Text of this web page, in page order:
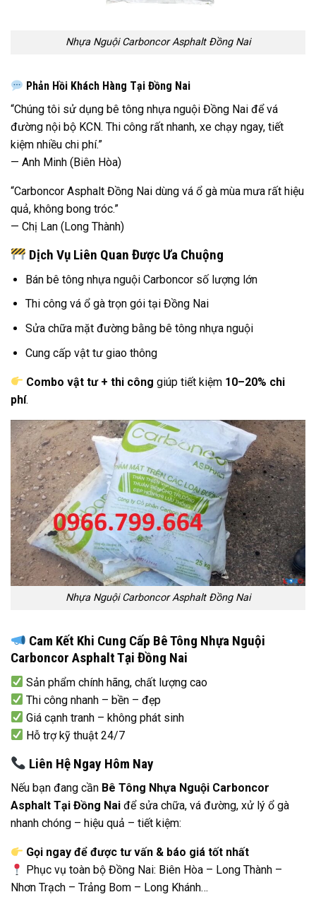
Nhựa Nguội Carboncor Asphalt Đồng Nai
Phản Hồi Khách Hàng Tại Đồng Nai
“Chúng tôi sử dụng bê tông nhựa nguội Đồng Nai để vá
đường nội bộ KCN. Thi công rất nhanh, xe chạy ngay, tiết
kiệm nhiều chi phí.”
— Anh Minh (Biên Hòa)
“Carboncor Asphalt Đồng Nai dùng vá ổ gà mùa mưa rất hiệu
quả, không bong tróc.”
— Chị Lan (Long Thành)
Dịch Vụ Liên Quan Được Ưa Chuộng
Bán bê tông nhựa nguội Carboncor số lượng lớn
Thi công vá ổ gà trọn gói tại Đồng Nai
Sửa chữa mặt đường bằng bê tông nhựa nguội
Cung cấp vật tư giao thông
Combo vật tư + thi công giúp tiết kiệm 10–20% chi
phí.
Nhựa Nguội Carboncor Asphalt Đồng Nai
Cam Kết Khi Cung Cấp Bê Tông Nhựa Nguội
Carboncor Asphalt Tại Đồng Nai
Sản phẩm chính hãng, chất lượng cao
Thi công nhanh – bền – đẹp
Giá cạnh tranh – không phát sinh
Hỗ trợ kỹ thuật 24/7
Liên Hệ Ngay Hôm Nay
Nếu bạn đang cần Bê Tông Nhựa Nguội Carboncor
Asphalt Tại Đồng Nai để sửa chữa, vá đường, xử lý ổ gà
nhanh chóng – hiệu quả – tiết kiệm:
Gọi ngay để được tư vấn & báo giá tốt nhất
Phục vụ toàn bộ Đồng Nai: Biên Hòa – Long Thành –
Nhơn Trạch – Trảng Bom – Long Khánh…